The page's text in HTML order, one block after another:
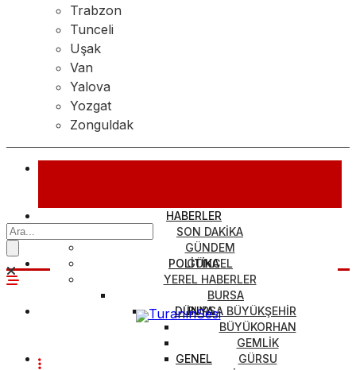
Trabzon
Tunceli
Uşak
Van
Yalova
Yozgat
Zonguldak
HABERLER
SON DAKİKA
GÜNDEM
GÜNCEL
YEREL HABERLER
BURSA
BURSA BÜYÜKŞEHİR
BÜYÜKORHAN
GEMLİK
GÜRSU
POLİTİKA
DÜNYA
GENEL